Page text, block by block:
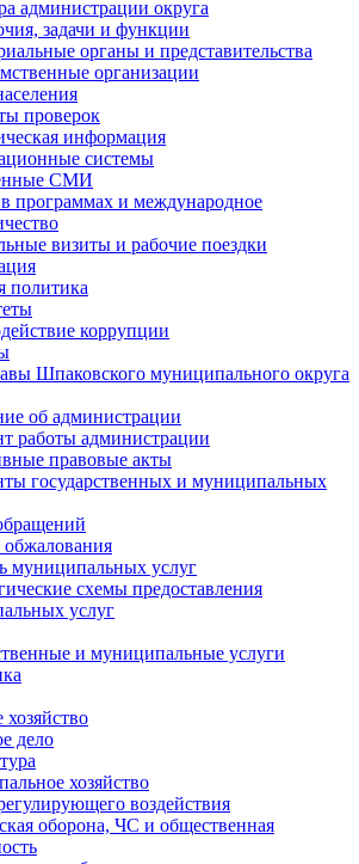
администрации округа
задачи и функции
органы и представительства
организации
проверок
информация
системы
СМИ
программах и международное
визиты и рабочие поездки
политика
коррупции
Шпаковского муниципального округа
об администрации
работы администрации
правовые акты
государственных и муниципальных
муниципальных услуг
схемы предоставления
услуг
и муниципальные услуги
хозяйство
дело
хозяйство
воздействия
оборона, ЧС и общественная